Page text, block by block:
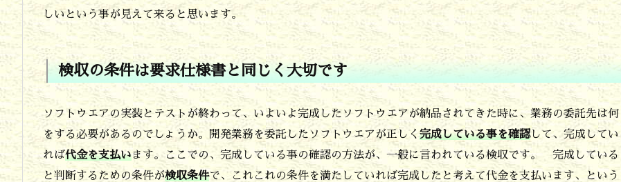
と
開
発
業
務
の
委
託
しいという事が見えて来ると思います。
検収の条件は要求仕様書と同じく大切です
ソフトウエアの実装とテストが終わって、いよいよ完成したソフトウエアが納品されてきた時に、業務の委託先は何
をする必要があるのでしょうか。開発業務を委託したソフトウエアが正しく 完成している事を確認して、完成してい
れば代金を支払います。ここでの、完成している事の確認の方法が、一般に言われている検収です。 完成している
と判断するための条件が検収条件で、これこれの条件を満たしていれば完成したと考えて代金を支払います、という